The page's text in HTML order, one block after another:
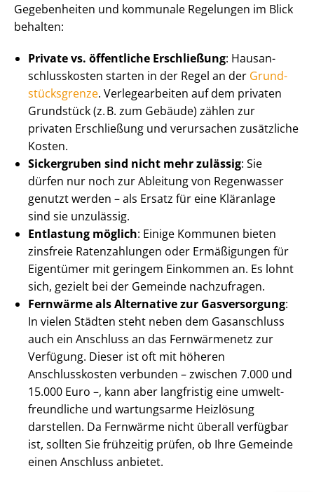
Gegebenheiten und kommunale Regelungen im Blick
behalten:
Private vs. öffentliche Erschließung: Haus­an­
schluss­kos­ten starten in der Regel an der Grund­
stücks­gren­ze. Verlegearbeiten auf dem privaten
Grundstück (z. B. zum Gebäude) zählen zur
privaten Erschließung und verursachen zusätzliche
Kosten.
Sickergruben sind nicht mehr zulässig: Sie
dürfen nur noch zur Ableitung von Regenwasser
genutzt werden – als Ersatz für eine Kläranlage
sind sie unzulässig.
Entlastung möglich: Einige Kommunen bieten
zinsfreie Ratenzahlungen oder Ermäßigungen für
Eigentümer mit geringem Einkommen an. Es lohnt
sich, gezielt bei der Gemeinde nachzufragen.
Fernwärme als Alternative zur Gasversorgung:
In vielen Städten steht neben dem Gasanschluss
auch ein Anschluss an das Fernwärmenetz zur
Verfügung. Dieser ist oft mit höheren
Anschlusskosten verbunden – zwischen 7.000 und
15.000 Euro –, kann aber langfristig eine um­welt­
freund­li­che und wartungsarme Heizlösung
darstellen. Da Fernwärme nicht überall verfügbar
ist, sollten Sie frühzeitig prüfen, ob Ihre Gemeinde
einen Anschluss anbietet.